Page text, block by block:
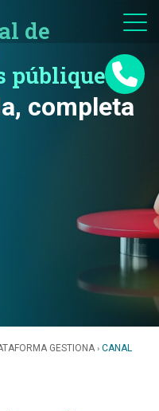
de
públiques
completa
GESTIONA
CANAL